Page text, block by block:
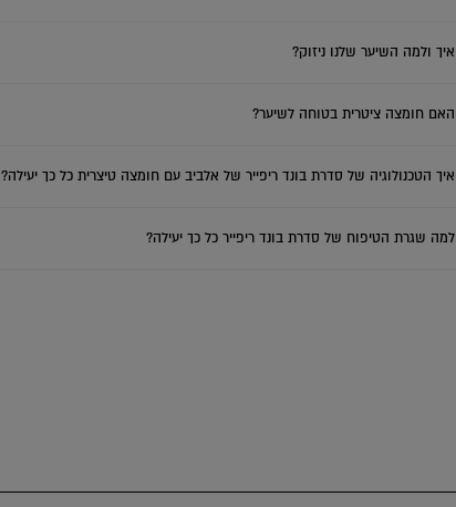
איך ולמה השיער שלנו ניזוק?
האם חומצה ציטרית בטוחה לשיער?
איך הטכנולוגיה של סדרת בונד ריפייר של אלביב עם חומצה טיצרית כל כך יעילה?
למה שגרת הטיפוח של סדרת בונד ריפייר כל כך יעילה?